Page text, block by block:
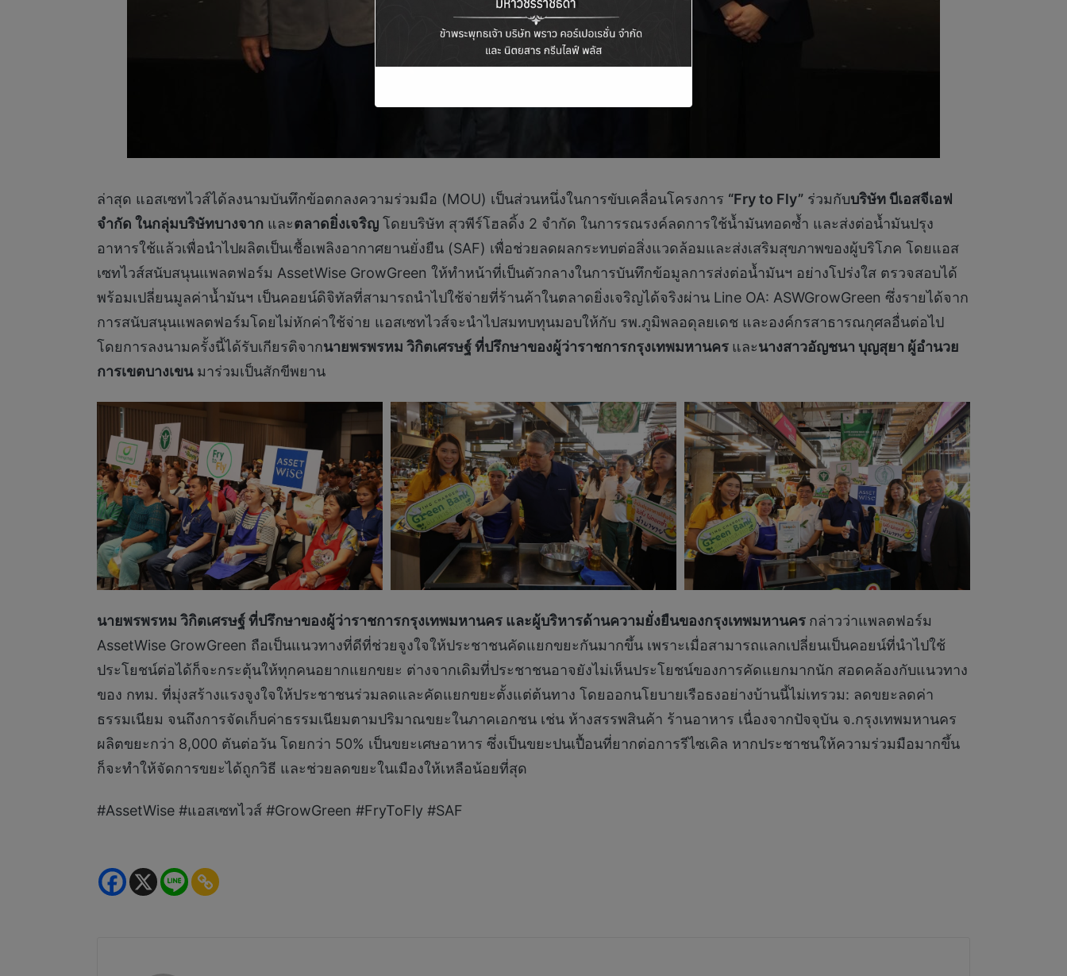
ล่าสุด แอสเซทไวส์ได้ลงนามบันทึกข้อตกลงความร่วมมือ (MOU) เป็นส่วนหนึ่งในการขับเคลื่อนโครงการ “Fry to Fly” ร่วมกับบริษัท บีเอสจีเอฟ
จำกัด ในกลุ่มบริษัทบางจาก และตลาดยิ่งเจริญ โดยบริษัท สุวพีร์โฮลดิ้ง 2 จำกัด ในการรณรงค์ลดการใช้น้ำมันทอดซ้ำ และส่งต่อน้ำมันปรุง
อาหารใช้แล้วเพื่อนำไปผลิตเป็นเชื้อเพลิงอากาศยานยั่งยืน (SAF) เพื่อช่วยลดผลกระทบต่อสิ่งแวดล้อมและส่งเสริมสุขภาพของผู้บริโภค โดยแอส
เซทไวส์สนับสนุนแพลตฟอร์ม AssetWise GrowGreen ให้ทำหน้าที่เป็นตัวกลางในการบันทึกข้อมูลการส่งต่อน้ำมันฯ อย่างโปร่งใส ตรวจสอบได้
พร้อมเปลี่ยนมูลค่าน้ำมันฯ เป็นคอยน์ดิจิทัลที่สามารถนำไปใช้จ่ายที่ร้านค้าในตลาดยิ่งเจริญได้จริงผ่าน Line OA: ASWGrowGreen ซึ่งรายได้จาก
การสนับสนุนแพลตฟอร์มโดยไม่หักค่าใช้จ่าย แอสเซทไวส์จะนำไปสมทบทุนมอบให้กับ รพ.ภูมิพลอดุลยเดช และองค์กรสาธารณกุศลอื่นต่อไป
โดยการลงนามครั้งนี้ได้รับเกียรติจากนายพรพรหม วิกิตเศรษฐ์ ที่ปรึกษาของผู้ว่าราชการกรุงเทพมหานคร และนางสาวอัญชนา บุญสุยา ผู้อำนวย
การเขตบางเขนมาร่วมเป็นสักขีพยาน
นายพรพรหม วิกิตเศรษฐ์ ที่ปรึกษาของผู้ว่าราชการกรุงเทพมหานคร และผู้บริหารด้านความยั่งยืนของกรุงเทพมหานคร กล่าวว่าแพลตฟอร์ม
AssetWise GrowGreen ถือเป็นแนวทางที่ดีที่ช่วยจูงใจให้ประชาชนคัดแยกขยะกันมากขึ้น เพราะเมื่อสามารถแลกเปลี่ยนเป็นคอยน์ที่นำไปใช้
ประโยชน์ต่อได้ก็จะกระตุ้นให้ทุกคนอยากแยกขยะ ต่างจากเดิมที่ประชาชนอาจยังไม่เห็นประโยชน์ของการคัดแยกมากนัก สอดคล้องกับแนวทาง
ของ กทม. ที่มุ่งสร้างแรงจูงใจให้ประชาชนร่วมลดและคัดแยกขยะตั้งแต่ต้นทาง โดยออกนโยบายเรือธงอย่างบ้านนี้ไม่เทรวม: ลดขยะลดค่า
ธรรมเนียม จนถึงการจัดเก็บค่าธรรมเนียมตามปริมาณขยะในภาคเอกชน เช่น ห้างสรรพสินค้า ร้านอาหาร เนื่องจากปัจจุบัน จ.กรุงเทพมหานคร
ผลิตขยะกว่า 8,000 ตันต่อวัน โดยกว่า 50% เป็นขยะเศษอาหาร ซึ่งเป็นขยะปนเปื้อนที่ยากต่อการรีไซเคิล หากประชาชนให้ความร่วมมือมากขึ้น
ก็จะทำให้จัดการขยะได้ถูกวิธี และช่วยลดขยะในเมืองให้เหลือน้อยที่สุด
#AssetWise #แอสเซทไวส์ #GrowGreen #FryToFly #SAF